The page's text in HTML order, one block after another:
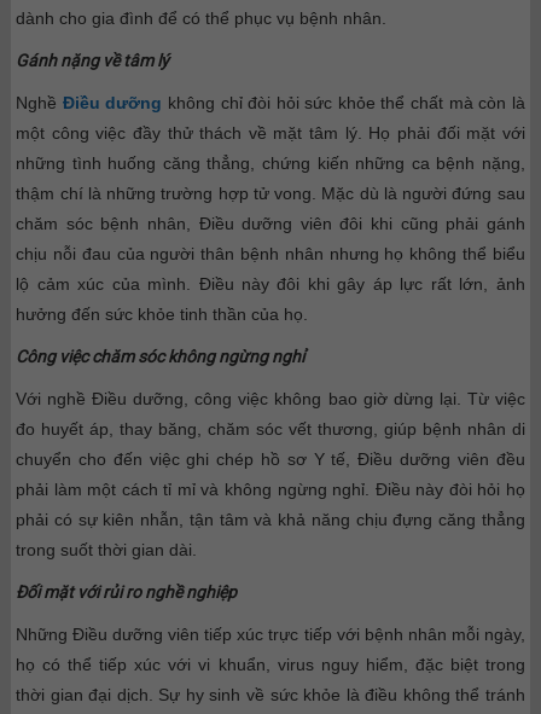
dành cho gia đình để có thể phục vụ bệnh nhân.
Gánh nặng về tâm lý
Nghề Điều dưỡng không chỉ đòi hỏi sức khỏe thể chất mà còn là
một công việc đầy thử thách về mặt tâm lý. Họ phải đối mặt với
những tình huống căng thẳng, chứng kiến những ca bệnh nặng,
thậm chí là những trường hợp tử vong. Mặc dù là người đứng sau
chăm sóc bệnh nhân, Điều dưỡng viên đôi khi cũng phải gánh
chịu nỗi đau của người thân bệnh nhân nhưng họ không thể biểu
lộ cảm xúc của mình. Điều này đôi khi gây áp lực rất lớn, ảnh
hưởng đến sức khỏe tinh thần của họ.
Công việc chăm sóc không ngừng nghỉ
Với nghề Điều dưỡng, công việc không bao giờ dừng lại. Từ việc
đo huyết áp, thay băng, chăm sóc vết thương, giúp bệnh nhân di
chuyển cho đến việc ghi chép hồ sơ Y tế, Điều dưỡng viên đều
phải làm một cách tỉ mỉ và không ngừng nghỉ. Điều này đòi hỏi họ
phải có sự kiên nhẫn, tận tâm và khả năng chịu đựng căng thẳng
trong suốt thời gian dài.
Đối mặt với rủi ro nghề nghiệp
Những Điều dưỡng viên tiếp xúc trực tiếp với bệnh nhân mỗi ngày,
họ có thể tiếp xúc với vi khuẩn, virus nguy hiểm, đặc biệt trong
thời gian đại dịch. Sự hy sinh về sức khỏe là điều không thể tránh